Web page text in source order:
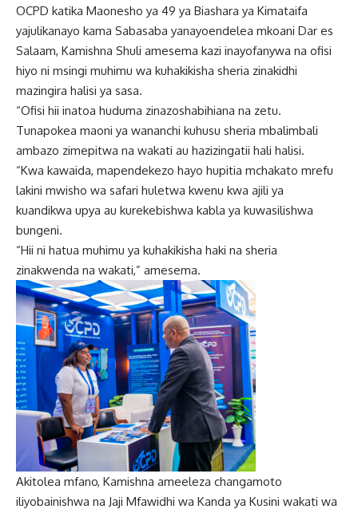
OCPD katika Maonesho ya 49 ya Biashara ya Kimataifa
yajulikanayo kama Sabasaba yanayoendelea mkoani Dar es
Salaam, Kamishna Shuli amesema kazi inayofanywa na ofisi
hiyo ni msingi muhimu wa kuhakikisha sheria zinakidhi
mazingira halisi ya sasa.
“Ofisi hii inatoa huduma zinazoshabihiana na zetu.
Tunapokea maoni ya wananchi kuhusu sheria mbalimbali
ambazo zimepitwa na wakati au hazizingatii hali halisi.
“Kwa kawaida, mapendekezo hayo hupitia mchakato mrefu
lakini mwisho wa safari huletwa kwenu kwa ajili ya
kuandikwa upya au kurekebishwa kabla ya kuwasilishwa
bungeni.
“Hii ni hatua muhimu ya kuhakikisha haki na sheria
zinakwenda na wakati,” amesema.
Akitolea mfano, Kamishna ameeleza changamoto
iliyobainishwa na Jaji Mfawidhi wa Kanda ya Kusini wakati wa